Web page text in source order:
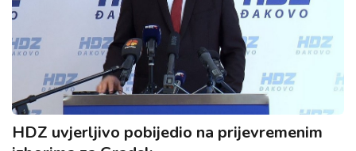
HDZ uvjerljivo pobijedio na prijevremenim